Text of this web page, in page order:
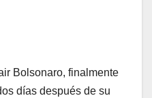
Bolsonaro, finalmente
días después de su